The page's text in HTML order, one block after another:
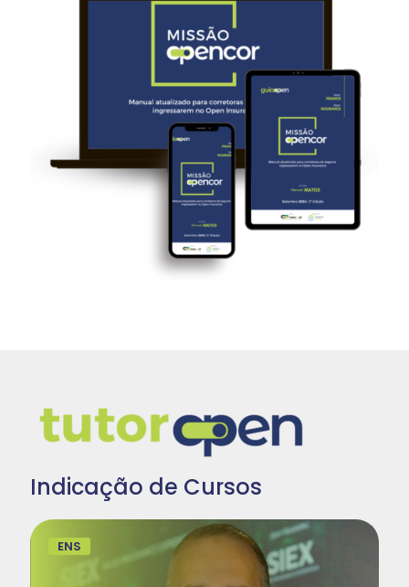
Indicação de Cursos
ENS